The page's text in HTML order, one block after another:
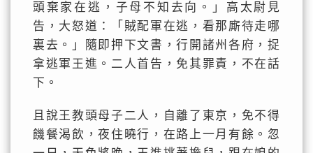
頭棄家在逃，子母不知去向。」高太尉見
告，大怒道：「賊配軍在逃，看那廝待走哪
裏去。」隨即押下文書，行開諸州各府，捉
拿逃軍王進。二人首告，免其罪責，不在話
下。
且說王教頭母子二人，自離了東京，免不得
饑餐渴飲，夜住曉行，在路上一月有餘。忽